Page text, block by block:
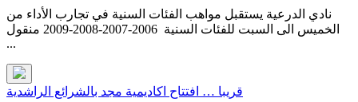
نادي الدرعية يستقبل مواهب الفئات السنية في تجارب الأداء من
الخميس الى السبت للفئات السنية 2006-2007-2008-2009 منقول
...
قريبا … افتتاح اكاديمية مجد بالشرائع الراشدية